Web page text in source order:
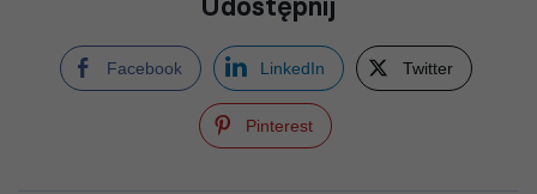
Facebook LinkedIn Twitter
Pinterest